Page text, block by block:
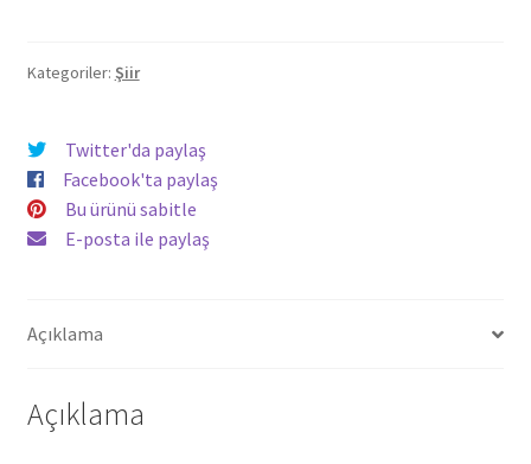
Yeğen
Kategoriler: Şiir
Twitter'da paylaş
Facebook'ta paylaş
Bu ürünü sabitle
E-posta ile paylaş
Açıklama
Açıklama